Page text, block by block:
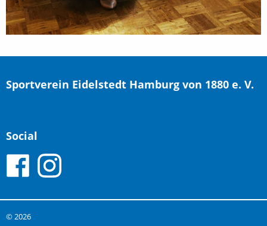
Sportverein Eidelstedt Hamburg von 1880 e. V.
Social
© 2026